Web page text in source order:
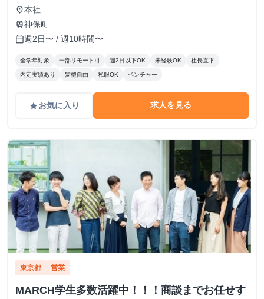
place本社
train神保町
calendar_today週2日〜 / 週10時間〜
全学年対象 一部リモート可 週2日以下OK 未経験OK 社長直下
内定実績あり 髪型自由 私服OK ベンチャー
gradeお気に入り 求人を見る
東京都 営業
MARCH学生多数活躍中！！！商談までお任せす